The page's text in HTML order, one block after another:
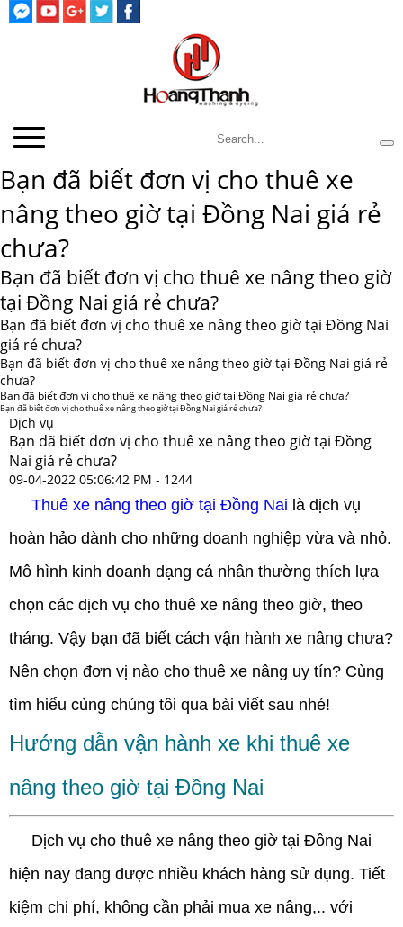
Bạn đã biết đơn vị cho thuê xe
nâng theo giờ tại Đồng Nai giá rẻ
chưa?
Bạn đã biết đơn vị cho thuê xe nâng theo giờ
tại Đồng Nai giá rẻ chưa?
Bạn đã biết đơn vị cho thuê xe nâng theo giờ tại Đồng Nai
giá rẻ chưa?
Bạn đã biết đơn vị cho thuê xe nâng theo giờ tại Đồng Nai giá rẻ
chưa?
Bạn đã biết đơn vị cho thuê xe nâng theo giờ tại Đồng Nai giá rẻ chưa?
Bạn đã biết đơn vị cho thuê xe nâng theo giờ tại Đồng Nai giá rẻ chưa?
Dịch vụ
Bạn đã biết đơn vị cho thuê xe nâng theo giờ tại Đồng
Nai giá rẻ chưa?
09-04-2022 05:06:42 PM - 1244
Thuê xe nâng theo giờ tại Đồng Nai là dịch vụ
hoàn hảo dành cho những doanh nghiệp vừa và nhỏ.
Mô hình kinh doanh dạng cá nhân thường thích lựa
chọn các dịch vụ cho thuê xe nâng theo giờ, theo
tháng. Vậy bạn đã biết cách vận hành xe nâng chưa?
Nên chọn đơn vị nào cho thuê xe nâng uy tín? Cùng
tìm hiểu cùng chúng tôi qua bài viết sau nhé!
Hướng dẫn vận hành xe khi thuê xe
nâng theo giờ tại Đồng Nai
Dịch vụ cho thuê xe nâng theo giờ tại Đồng Nai
hiện nay đang được nhiều khách hàng sử dụng. Tiết
kiệm chi phí, không cần phải mua xe nâng,.. với